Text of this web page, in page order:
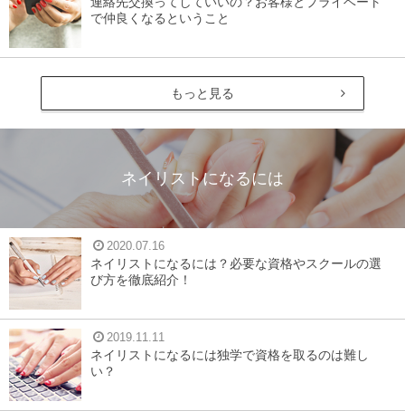
で仲良くなるということ
もっと見る
ネイリストになるには
2020.07.16
ネイリストになるには？必要な資格やスクールの選
び方を徹底紹介！
2019.11.11
ネイリストになるには独学で資格を取るのは難し
い？